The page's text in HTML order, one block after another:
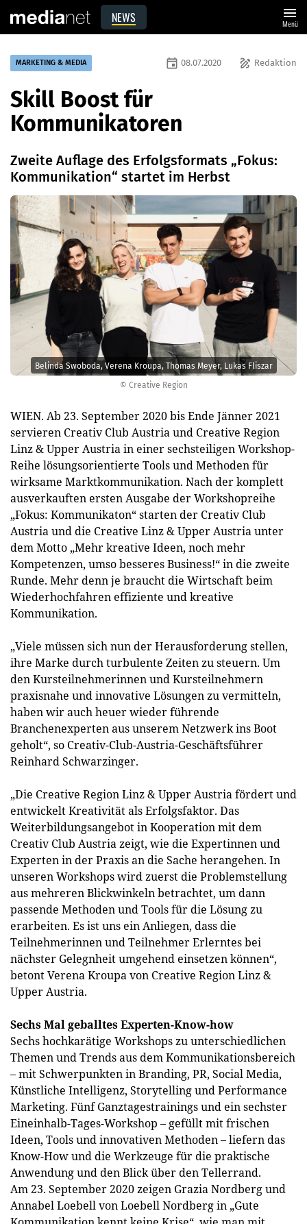
NEWS menu
Menü
© Creative Region
Belinda Swoboda, Verena Kroupa, Thomas Meyer, Lukas Fliszar
MARKETING & MEDIA draw Redaktion
event 08.07.2020
Skill Boost für
Kommunikatoren
Zweite Auflage des Erfolgsformats „Fokus:
Kommunikation“ startet im Herbst
WIEN. Ab 23. September 2020 bis Ende Jänner 2021
servieren Creativ Club Austria und Creative Region
Linz & Upper Austria in einer sechsteiligen Workshop-
Reihe lösungsorientierte Tools und Methoden für
wirksame Marktkommunikation. Nach der komplett
ausverkauften ersten Ausgabe der Workshopreihe
„Fokus: Kommunikaton“ starten der Creativ Club
Austria und die Creative Linz & Upper Austria unter
dem Motto „Mehr kreative Ideen, noch mehr
Kompetenzen, umso besseres Business!“ in die zweite
Runde. Mehr denn je braucht die Wirtschaft beim
Wiederhochfahren effiziente und kreative
Kommunikation.
„Viele müssen sich nun der Herausforderung stellen,
ihre Marke durch turbulente Zeiten zu steuern. Um
den Kursteilnehmerinnen und Kursteilnehmern
praxisnahe und innovative Lösungen zu vermitteln,
haben wir auch heuer wieder führende
Branchenexperten aus unserem Netzwerk ins Boot
geholt“, so Creativ-Club-Austria-Geschäftsführer
Reinhard Schwarzinger.
„Die Creative Region Linz & Upper Austria fördert und
entwickelt Kreativität als Erfolgsfaktor. Das
Weiterbildungsangebot in Kooperation mit dem
Creativ Club Austria zeigt, wie die Expertinnen und
Experten in der Praxis an die Sache herangehen. In
unseren Workshops wird zuerst die Problemstellung
aus mehreren Blickwinkeln betrachtet, um dann
passende Methoden und Tools für die Lösung zu
erarbeiten. Es ist uns ein Anliegen, dass die
Teilnehmerinnen und Teilnehmer Erlerntes bei
nächster Gelegnheit umgehend einsetzen können“,
betont Verena Kroupa von Creative Region Linz &
Upper Austria.
Sechs Mal geballtes Experten-Know-how
Sechs hochkarätige Workshops zu unterschiedlichen
Themen und Trends aus dem Kommunikationsbereich
– mit Schwerpunkten in Branding, PR, Social Media,
Künstliche Intelligenz, Storytelling und Performance
Marketing. Fünf Ganztagestrainings und ein sechster
Eineinhalb-Tages-Workshop – gefüllt mit frischen
Ideen, Tools und innovativen Methoden – liefern das
Know-How und die Werkzeuge für die praktische
Anwendung und den Blick über den Tellerrand.
Am 23. September 2020 zeigen Grazia Nordberg und
Annabel Loebell von Loebell Nordberg in „Gute